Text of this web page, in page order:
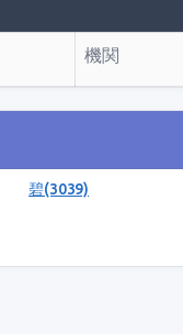
機関
碧(3039)